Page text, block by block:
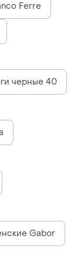
Ferre
черные 40
Gabor